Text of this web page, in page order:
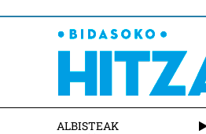
ALBISTEAK